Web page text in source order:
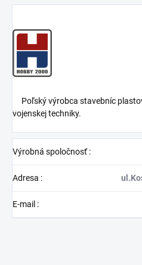
Poľský výrobca stavebníc
vojenskej techniky.
Výrobná spoločnosť:
Adresa :
E-mail :